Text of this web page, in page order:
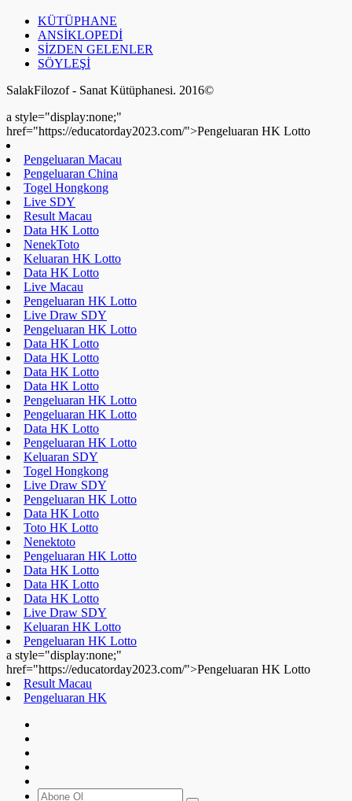
KÜTÜPHANE
ANSİKLOPEDİ
SİZDEN GELENLER
SÖYLEŞİ
SalakFilozof - Sanat Kütüphanesi. 2016©
a style="display:none;"
href="https://educatorday2023.com/">Pengeluaran HK Lotto
Pengeluaran Macau
Pengeluaran China
Togel Hongkong
Live SDY
Result Macau
Data HK Lotto
NenekToto
Keluaran HK Lotto
Data HK Lotto
Live Macau
Pengeluaran HK Lotto
Live Draw SDY
Pengeluaran HK Lotto
Data HK Lotto
Data HK Lotto
Data HK Lotto
Data HK Lotto
Pengeluaran HK Lotto
Pengeluaran HK Lotto
Data HK Lotto
Pengeluaran HK Lotto
Keluaran SDY
Togel Hongkong
Live Draw SDY
Pengeluaran HK Lotto
Data HK Lotto
Toto HK Lotto
Nenektoto
Pengeluaran HK Lotto
Data HK Lotto
Data HK Lotto
Data HK Lotto
Live Draw SDY
Keluaran HK Lotto
Pengeluaran HK Lotto
a style="display:none;"
href="https://educatorday2023.com/">Pengeluaran HK Lotto
Result Macau
Pengeluaran HK